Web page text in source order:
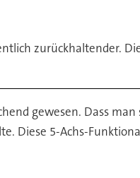
zurückhaltender.
gewesen. Dass man
Diese 5-Achs-